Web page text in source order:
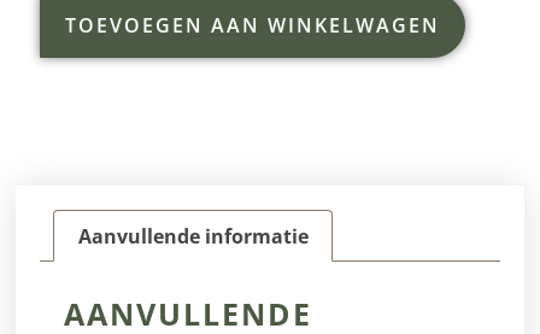
TOEVOEGEN AAN WINKELWAGEN
Aanvullende informatie
AANVULLENDE